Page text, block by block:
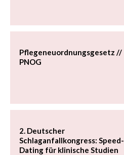
Pflegeneuordnungsgesetz //
PNOG
2. Deutscher
Schlaganfallkongress: Speed-
Dating für klinische Studien